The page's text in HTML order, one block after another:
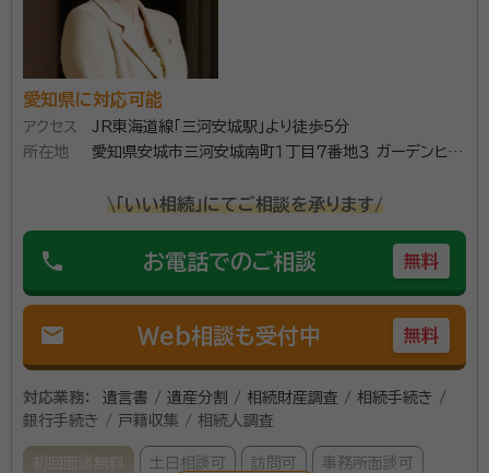
愛知県に対応可能
アクセス
JR東海道線「三河安城駅」より徒歩5分
所在地
愛知県安城市三河安城南町１丁目７番地３ ガーデンヒル
\「いい相続」にてご相談を承ります/
phone お電話でのご相談 無料
mail Web相談も受付中 無料
対応業務：
遺言書 / 遺産分割 / 相続財産調査 / 相続手続き /
銀行手続き / 戸籍収集 / 相続人調査
初回面談無料 土日相談可 訪問可 事務所面談可